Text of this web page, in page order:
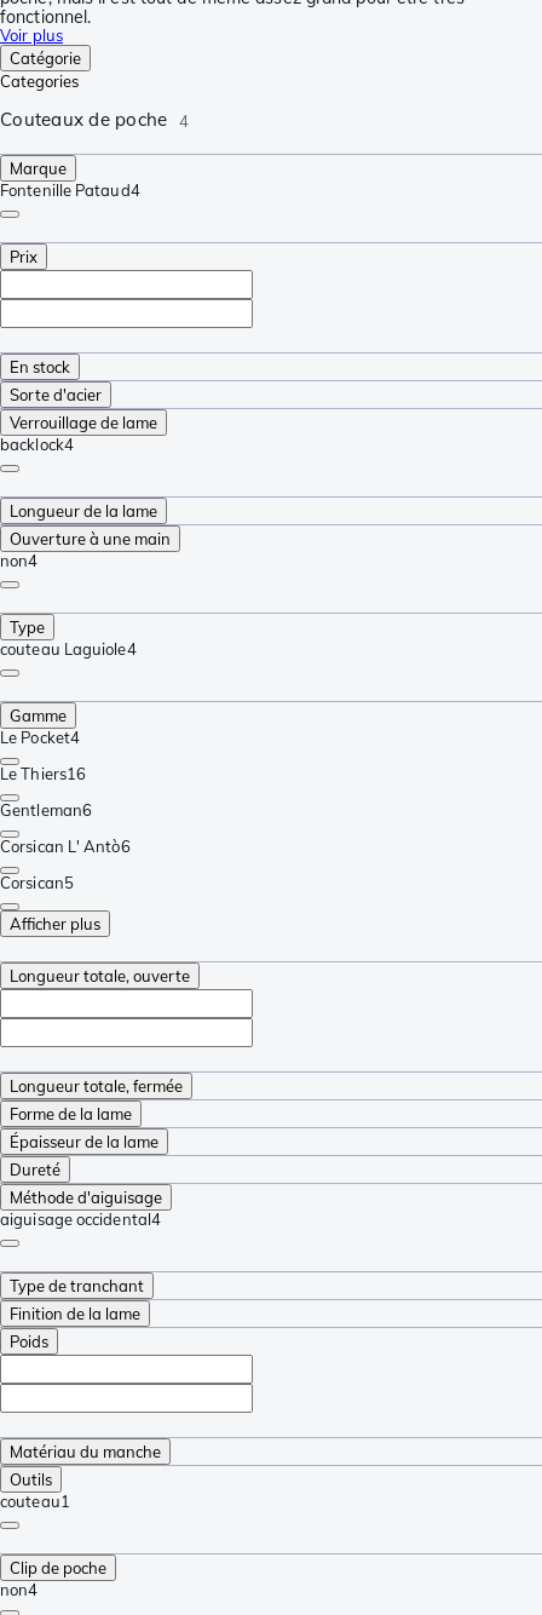
fonctionnel.
Voir plus
Catégorie
Categories
Couteaux de poche 4
Marque
Fontenille Pataud4
Prix
En stock
Sorte d'acier
Verrouillage de lame
backlock4
Longueur de la lame
Ouverture à une main
non4
Type
couteau Laguiole4
Gamme
Le Pocket4
Le Thiers16
Gentleman6
Corsican L' Antò6
Corsican5
Afficher plus
Longueur totale, ouverte
Longueur totale, fermée
Forme de la lame
Épaisseur de la lame
Dureté
Méthode d'aiguisage
aiguisage occidental4
Type de tranchant
Finition de la lame
Poids
Matériau du manche
Outils
couteau1
Clip de poche
non4